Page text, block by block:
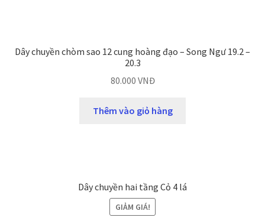
Dây chuyền chòm sao 12 cung hoàng đạo – Song Ngư 19.2 –
20.3
80.000 VNĐ
Thêm vào giỏ hàng
Dây chuyền hai tầng Cỏ 4 lá
GIẢM GIÁ!